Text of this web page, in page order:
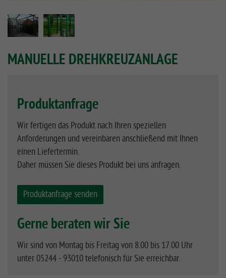
MANUELLE DREHKREUZANLAGE
Produktanfrage
Wir fertigen das Produkt nach Ihren speziellen
Anforderungen und vereinbaren anschließend mit Ihnen
einen Liefertermin.
Daher müssen Sie dieses Produkt bei uns anfragen.
Produktanfrage senden
Gerne beraten wir Sie
Wir sind von Montag bis Freitag von 8.00 bis 17.00 Uhr
unter 05244 - 93010telefonisch für Sie erreichbar.